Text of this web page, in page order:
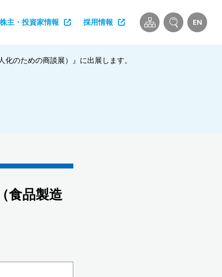
株主・投資家情報 採用情報 EN
のための商談展）』に出展します。
食品製造